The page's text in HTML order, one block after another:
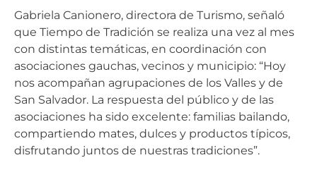
Gabriela Canionero, directora de Turismo, señaló
que Tiempo de Tradición se realiza una vez al mes
con distintas temáticas, en coordinación con
asociaciones gauchas, vecinos y municipio: “Hoy
nos acompañan agrupaciones de los Valles y de
San Salvador. La respuesta del público y de las
asociaciones ha sido excelente: familias bailando,
compartiendo mates, dulces y productos típicos,
disfrutando juntos de nuestras tradiciones”.